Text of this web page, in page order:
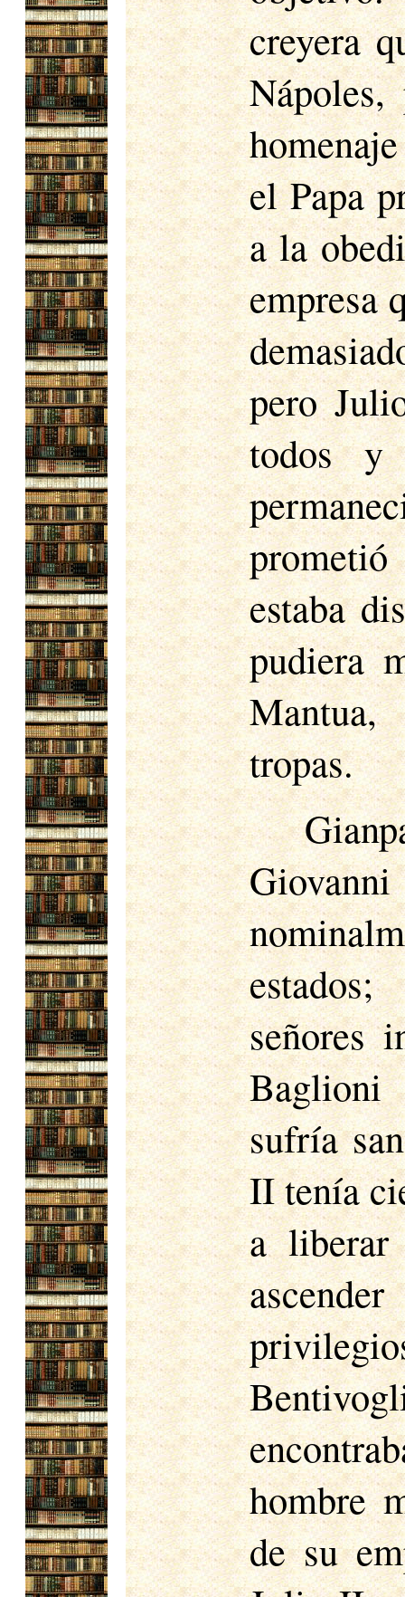
creyera
el Papa
a la
empresa
pero
todos y
estaba
pudiera
tropas.
señores
sufría
II tenía
a
hombre
de su